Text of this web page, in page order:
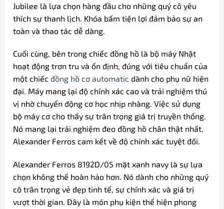
Jubilee là lựa chọn hàng đầu cho những quý cô yêu
thích sự thanh lịch. Khóa bấm tiện lợi đảm bảo sự an
toàn và thao tác dễ dàng.
Cuối cùng, bên trong chiếc đồng hồ là bộ máy Nhật
hoạt động trơn tru và ổn định, đúng với tiêu chuẩn của
một chiếc đồng hồ cơ automatic dành cho phụ nữ hiện
đại. Máy mang lại độ chính xác cao và trải nghiệm thú
vị nhờ chuyển động cơ học nhịp nhàng. Việc sử dụng
bộ máy cơ cho thấy sự trân trọng giá trị truyền thống.
Nó mang lại trải nghiệm đeo đồng hồ chân thật nhất.
Alexander Ferros cam kết về độ chính xác tuyệt đối.
Alexander Ferros 8192D/05 mặt xanh navy là sự lựa
chọn không thể hoàn hảo hơn. Nó dành cho những quý
cô trân trọng vẻ đẹp tinh tế, sự chính xác và giá trị
vượt thời gian. Đây là món phụ kiện thể hiện phong